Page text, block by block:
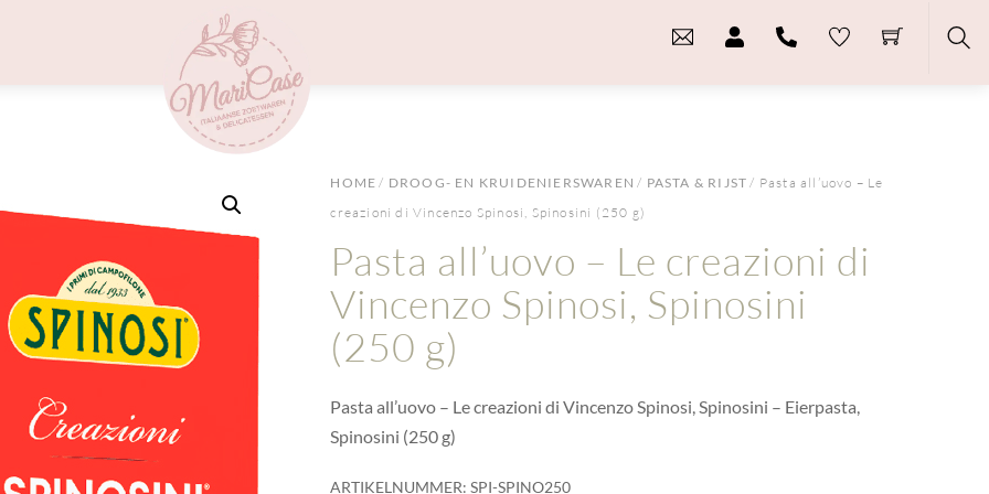
Menu
HOME / DROOG- EN KRUIDENIERSWAREN / PASTA & RIJST / Pasta all’uovo – Le
creazioni di Vincenzo Spinosi, Spinosini (250 g)
Pasta all’uovo – Le creazioni di
Vincenzo Spinosi, Spinosini
(250 g)
Pasta all’uovo – Le creazioni di Vincenzo Spinosi, Spinosini – Eierpasta,
Spinosini (250 g)
ARTIKELNUMMER:SPI-SPINO250